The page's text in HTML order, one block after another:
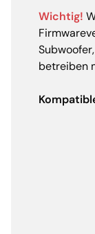
Wichtig!
betreiben